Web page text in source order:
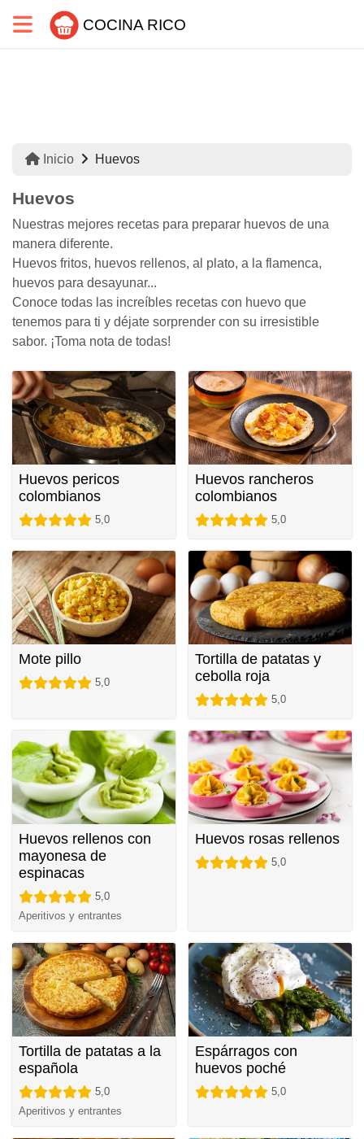
COCINA RICO
Inicio Huevos
Huevos
Nuestras mejores recetas para preparar huevos de una
manera diferente.
Huevos fritos, huevos rellenos, al plato, a la flamenca,
huevos para desayunar...
Conoce todas las increíbles recetas con huevo que
tenemos para ti y déjate sorprender con su irresistible
sabor. ¡Toma nota de todas!
Huevos pericos
colombianos
5,0
Huevos rancheros
colombianos
5,0
Mote pillo
5,0
Tortilla de patatas y
cebolla roja
5,0
Huevos rellenos con
mayonesa de
espinacas
5,0
Aperitivos y entrantes
Huevos rosas rellenos
5,0
Tortilla de patatas a la
española
5,0
Aperitivos y entrantes
Espárragos con
huevos poché
5,0